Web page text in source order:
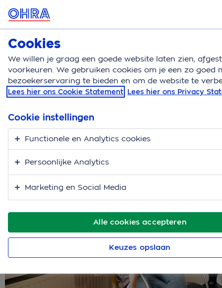
MENU
Zorgverzekering
Zorgverzekering Zorgassistent Bezwaar ciz
Andere mening? Dien
bezwaar in bij CIZ of
zorgkantoor
Ben je het niet eens met een beslissing van het CIZ of
Zorgkantoor? Dan kun je bezwaar maken. Wij helpen
je graag om dit zo snel en goed mogelijk te regelen.
Cookies
We willen je graag een goede website laten zien,
voorkeuren. We gebruiken cookies om je een zo goed
bezoekerservaring te bieden en om de website te
Lees hier ons Cookie Statement Lees hier ons Privacy
Alle cookies accepteren
Cookie instellingen
Functionele en Analytics cookies
Persoonlijke Analytics
Marketing en Social Media
Keuzes opslaan